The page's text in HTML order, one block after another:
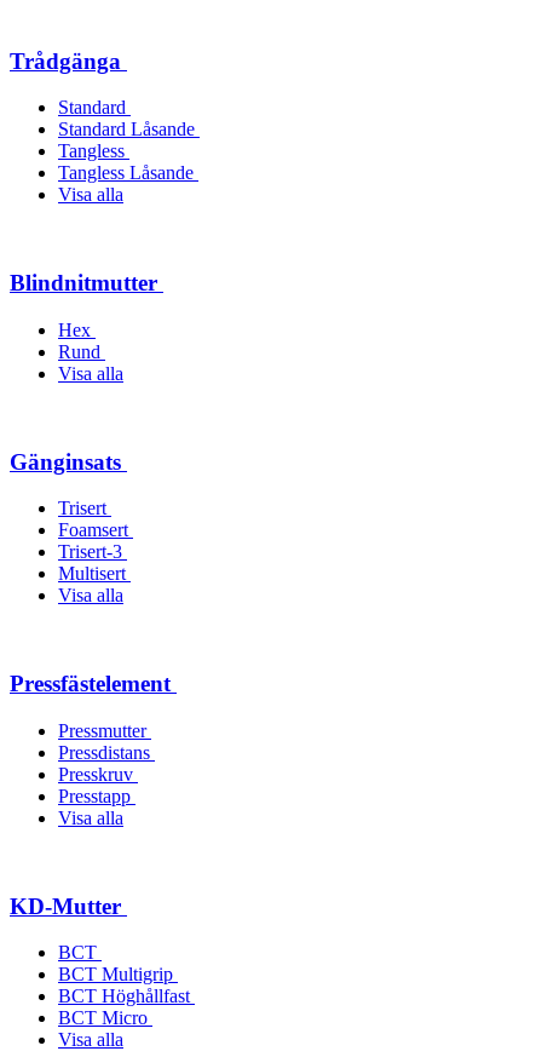
Trådgänga
Standard
Standard Låsande
Tangless
Tangless Låsande
Visa alla
Blindnitmutter
Hex
Rund
Visa alla
Gänginsats
Trisert
Foamsert
Trisert-3
Multisert
Visa alla
Pressfästelement
Pressmutter
Pressdistans
Presskruv
Presstapp
Visa alla
KD-Mutter
BCT
BCT Multigrip
BCT Höghållfast
BCT Micro
Visa alla